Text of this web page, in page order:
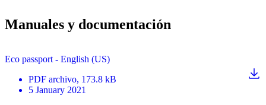
Manuales y documentación
Eco passport - English (US)
PDF archivo, 173.8 kB
5 January 2021